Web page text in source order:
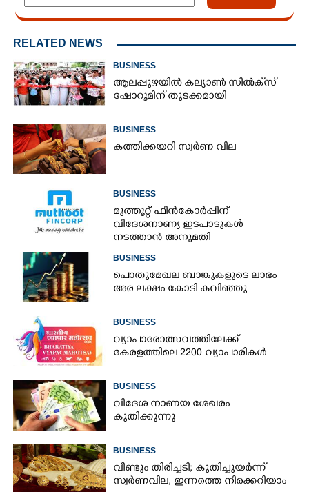
RELATED NEWS
BUSINESS
ആലപ്പുഴയിൽ കല്യാൺ സിൽക്‌സ്
ഷോറൂമിന് തുടക്കമായി
BUSINESS
കത്തിക്കയറി സ്വർണ വില
BUSINESS
മുത്തൂറ്റ് ഫിൻകോർപ്പിന്
വിദേശനാണ്യ ഇടപാടുകൾ
നടത്താൻ അനുമതി
BUSINESS
പൊതുമേഖല ബാങ്കുകളുടെ ലാഭം
അര ലക്ഷം കോടി കവിഞ്ഞു
BUSINESS
വ്യാപാരോത്സവത്തിലേക്ക്
കേരളത്തിലെ 2200 വ്യാപാരികൾ
BUSINESS
വിദേശ നാണയ ശേഖരം
കുതിക്കുന്നു
BUSINESS
വീണ്ടും തിരിച്ചടി; കുതിച്ചുയർന്ന്
സ്വർണവില, ഇന്നത്തെ നിരക്കറിയാം